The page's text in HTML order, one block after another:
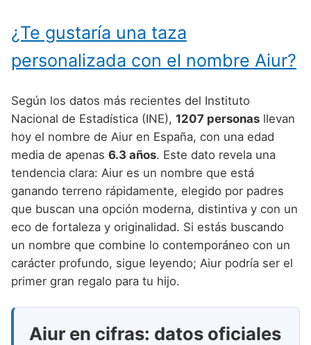
Nombres de niño que empiezan por J
Nombres de niño que empiezan por K
Nombres de niño que empiezan por M
Nombres de niño que empiezan por N
Nombres de niño que empiezan por O
Nombres de niño que empiezan por P
Nombres de niño que empiezan por Q
Nombres de niño que empiezan por R
Nombres de niño que empiezan por S
Nombres de niño que empiezan por T
Nombres de niño que empiezan por U
Nombres de Niño Extremeños
Nombres de Niño Gallegos
Nombres de Niño Murcianos
Nombres de Niño Navarros
Nombres de Niño Riojanos
Nombres de Niño Valencianos
Nombres de Niño Vascos
Nombres de Niño Ingleses
Nombres de Niño Italianos
Nombres de Niño Japoneses
Nombres de Niño Judíos
Nombres de Niño Marroquíes
Nombres de Niño Portugueses
Nombres de Niño Rumanos
Nombres de Niño Rusos
Nombres de Niño Suecos
¿Te gustaría una taza
personalizada con el nombre Aiur?
Según los datos más recientes del Instituto
Nacional de Estadística (INE), 1207 personas llevan
hoy el nombre de Aiur en España, con una edad
media de apenas 6.3 años. Este dato revela una
tendencia clara: Aiur es un nombre que está
ganando terreno rápidamente, elegido por padres
que buscan una opción moderna, distintiva y con un
eco de fortaleza y originalidad. Si estás buscando
un nombre que combine lo contemporáneo con un
carácter profundo, sigue leyendo; Aiur podría ser el
primer gran regalo para tu hijo.
Aiur en cifras: datos oficiales